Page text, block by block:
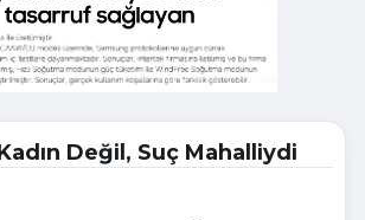
Değil, Suç Mahalliydi